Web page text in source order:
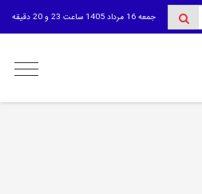
جمعه 16 مرداد 1405 ساعت 23 و 20 دقیقه
منوی